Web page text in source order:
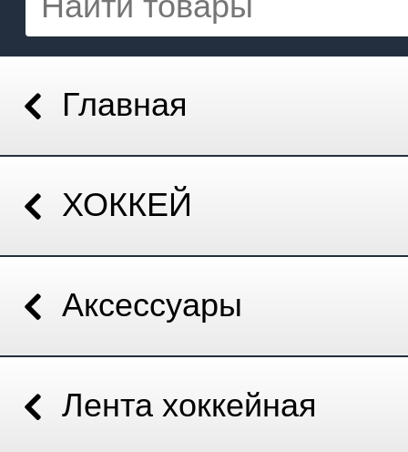
Главная
ХОККЕЙ
Аксессуары
Лента хоккейная